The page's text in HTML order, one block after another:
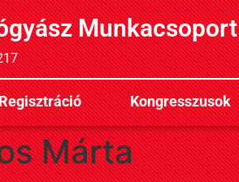
Munkacsoport
Kongresszusok
Márta